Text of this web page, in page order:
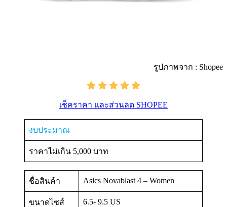
รูปภาพจาก : Shopee
เช็คราคา และส่วนลด SHOPEE
งบประมาณ
ราคาไม่เกิน 5,000 บาท
ชื่อสินค้า Asics Novablast 4 – Women
ขนาดไซส์ 6.5- 9.5 US